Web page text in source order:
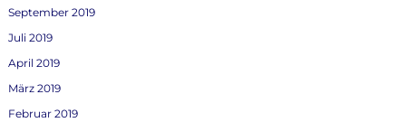
September 2019
Juli 2019
April 2019
März 2019
Februar 2019